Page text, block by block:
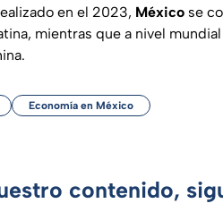
en el 2023, México se
mientras que a nivel
Economía en México
contenido,